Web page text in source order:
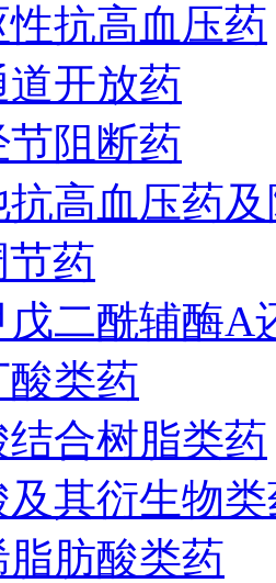
性抗高血压药
道开放药
节阻断药
抗高血压药
节药
戊二酰辅酶A
酸类药
结合树脂类药
及其衍生物
脂肪酸类药